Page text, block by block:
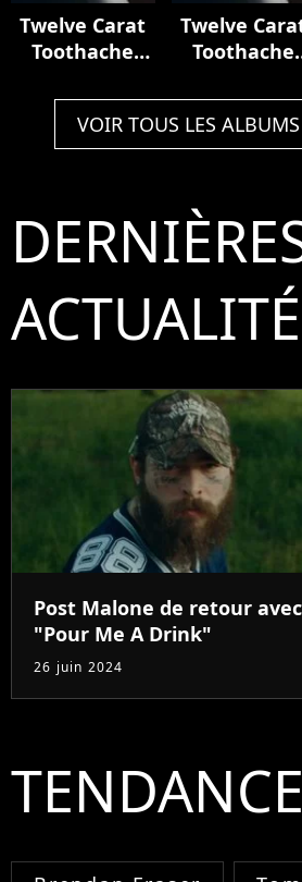
Twelve Carat
Toothache
Twelve
Toothache
VOIR TOUS LES
Post Malone de retour avec
"Pour Me A Drink"
26 juin 2024